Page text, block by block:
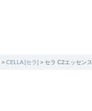
>CELLA [セラ] > セラ C2エッセンス